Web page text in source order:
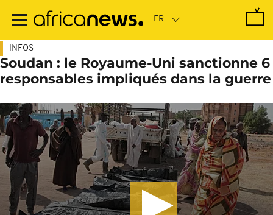
contenu
INFOS
Soudan : le Royaume-Uni sanctionne 6
responsables impliqués dans la guerre